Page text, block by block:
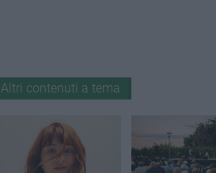
Altri contenuti a tema